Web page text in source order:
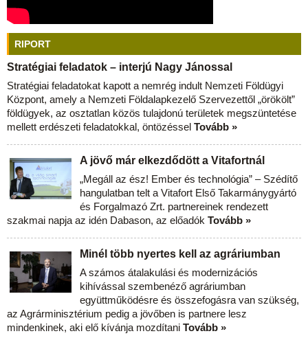
RIPORT
Stratégiai feladatok – interjú Nagy Jánossal
Stratégiai feladatokat kapott a nemrég indult Nemzeti Földügyi
Központ, amely a Nemzeti Földalapkezelő Szervezettől „örökölt”
földügyek, az osztatlan közös tulajdonú területek megszüntetése
mellett erdészeti feladatokkal, öntözéssel Tovább »
A jövő már elkezdődött a Vitafortnál
„Megáll az ész! Ember és technológia” – Szédítő
hangulatban telt a Vitafort Első Takarmánygyártó
és Forgalmazó Zrt. partnereinek rendezett
szakmai napja az idén Dabason, az előadók Tovább »
Minél több nyertes kell az agráriumban
A számos átalakulási és modernizációs
kihívással szembenéző agráriumban
együttműködésre és összefogásra van szükség,
az Agrárminisztérium pedig a jövőben is partnere lesz
mindenkinek, aki elő kívánja mozdítani Tovább »